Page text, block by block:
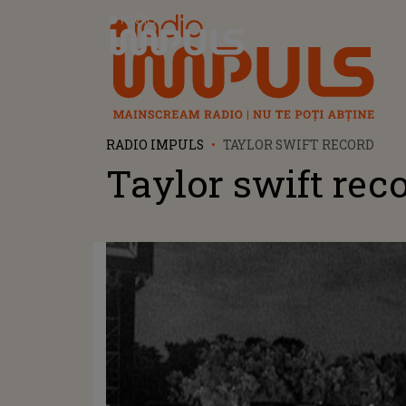
Radio Impuls
RADIO IMPULS TAYLOR SWIFT RECORD
Taylor swift